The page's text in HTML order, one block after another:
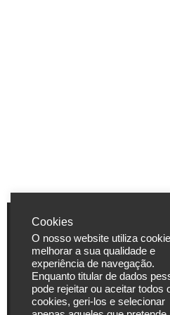
LASERBUILD
Rua Coronel Carlos
Moreira, 825
4470-580 Moreira |
Maia
Cookies
O nosso website utiliza
melhorar a sua qualidade e
experiência de navegação.
Enquanto titular de dados
pode rejeitar ou aceitar todos
cookies, geri-los e selecionar